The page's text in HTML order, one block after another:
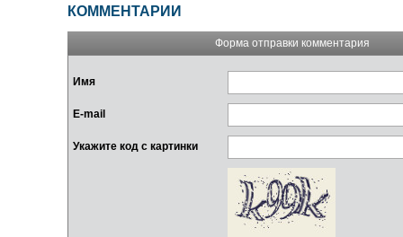
КОММЕНТАРИИ
Форма отправки комментария
Имя
E-mail
Укажите код с картинки